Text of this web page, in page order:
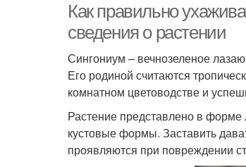
Как правильно
сведения о растении
Сингониум – вечнозеленое
Его родиной считаются
комнатном цветоводстве и
Растение представлено в форме
кустовые формы. Заставить
проявляются при повреждении